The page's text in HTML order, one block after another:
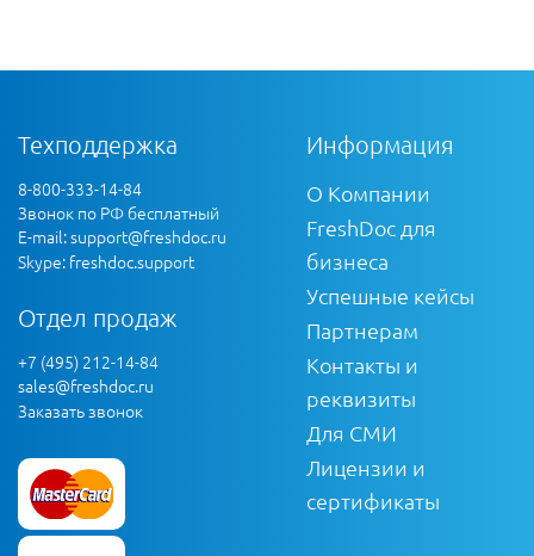
Техподдержка
8-800-333-14-84
Звонок по РФ бесплатный
E-mail:support@freshdoc.ru
Skype: freshdoc.support
Отдел продаж
+7 (495) 212-14-84
sales@freshdoc.ru
Заказать звонок
Информация
О Компании
FreshDoc для
бизнеса
Успешные кейсы
Партнерам
Контакты и
реквизиты
Для СМИ
Лицензии и
сертификаты